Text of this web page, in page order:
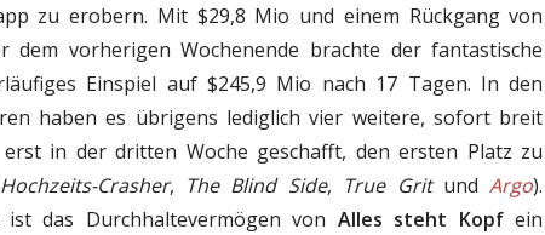
zu erobern. Mit $29,8 Mio und einem Rückgang von
dem vorherigen Wochenende brachte der fantastische
Einspiel auf $245,9 Mio nach 17 Tagen. In den
haben es übrigens lediglich vier weitere, sofort breit
in der dritten Woche geschafft, den ersten Platz zu
Crasher, The Blind Side, True GritundArgo).
ist das Durchhaltevermögen von Alles steht Kopfein